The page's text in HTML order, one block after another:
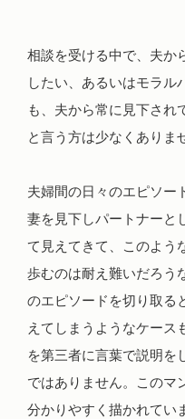
相談を受ける中で、夫か
したい、あるいはモラル
も、夫から常に見下され
と言う方は少なくありま
夫婦間の日々のエピソー
妻を見下しパートナーと
て見えてきて、このよう
歩むのは耐え難いだろう
のエピソードを切り取る
えてしまうようなケース
を第三者に言葉で説明を
ではありません。このマ
分かりやすく描かれてい